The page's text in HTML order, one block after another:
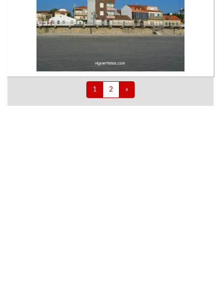
1 2 »